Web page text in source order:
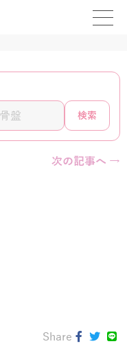
›
検索
次の記事へ →
Share